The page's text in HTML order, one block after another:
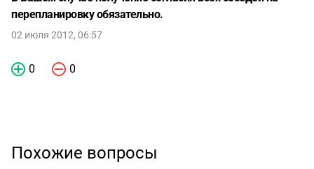
перепланировку обязательно.
02 июля 2012, 06:57
0 0
Похожие вопросы